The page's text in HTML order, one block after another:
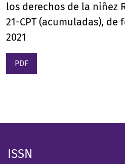
los derechos de la niñez
21-CPT (acumuladas),
2021
PDF
ISSN